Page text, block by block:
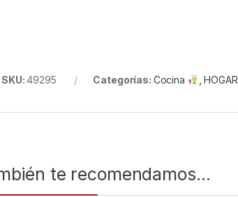
SKU:49295 Categorías: Cocina ,HOGAR
te recomendamos…